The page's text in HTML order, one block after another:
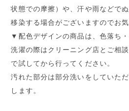
状態での摩擦）や、汗や雨などで
移染する場合がございますのでお
▼配色デザインの商品は、色落ち・
洗濯の際はクリーニング店とご相
で試してから行ってください。
汚れた部分は部分洗いをしていた
します。